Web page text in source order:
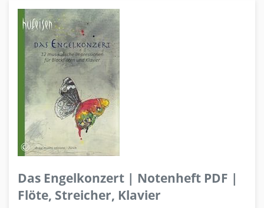
Das Engelkonzert | Notenheft PDF |
Flöte, Streicher, Klavier